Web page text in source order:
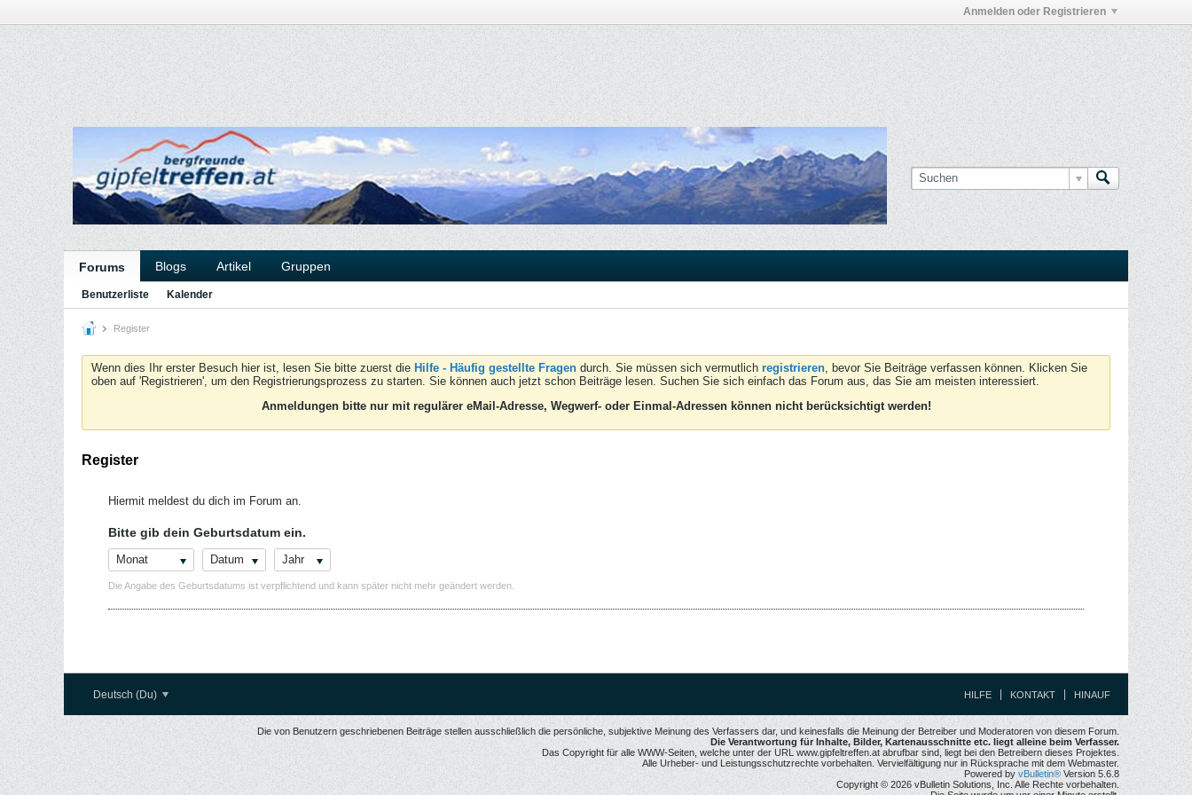
Anmelden oder Registrieren
Forums Blogs Artikel Gruppen
Benutzerliste Kalender
Register
Wenn dies Ihr erster Besuch hier ist, lesen Sie bitte zuerst die Hilfe - Häufig gestellte Fragen durch. Sie müssen sich vermutlich registrieren, bevor Sie Beiträge verfassen können. Klicken Sie
oben auf 'Registrieren', um den Registrierungsprozess zu starten. Sie können auch jetzt schon Beiträge lesen. Suchen Sie sich einfach das Forum aus, das Sie am meisten interessiert.
Anmeldungen bitte nur mit regulärer eMail-Adresse, Wegwerf- oder Einmal-Adressen können nicht berücksichtigt werden!
Register
Hiermit meldest du dich im Forum an.
Bitte gib dein Geburtsdatum ein.
Monat Datum Jahr
Die Angabe des Geburtsdatums ist verpflichtend und kann später nicht mehr geändert werden.
Deutsch (Du) HILFE KONTAKT HINAUF
Die von Benutzern geschriebenen Beiträge stellen ausschließlich die persönliche, subjektive Meinung des Verfassers dar, und keinesfalls die Meinung der Betreiber und Moderatoren von diesem Forum.
Die Verantwortung für Inhalte, Bilder, Kartenausschnitte etc. liegt alleine beim Verfasser.
Das Copyright für alle WWW-Seiten, welche unter der URL www.gipfeltreffen.at abrufbar sind, liegt bei den Betreibern dieses Projektes.
Alle Urheber- und Leistungsschutzrechte vorbehalten. Vervielfältigung nur in Rücksprache mit dem Webmaster.
Powered by vBulletin® Version 5.6.8
Copyright © 2026 vBulletin Solutions, Inc. Alle Rechte vorbehalten.